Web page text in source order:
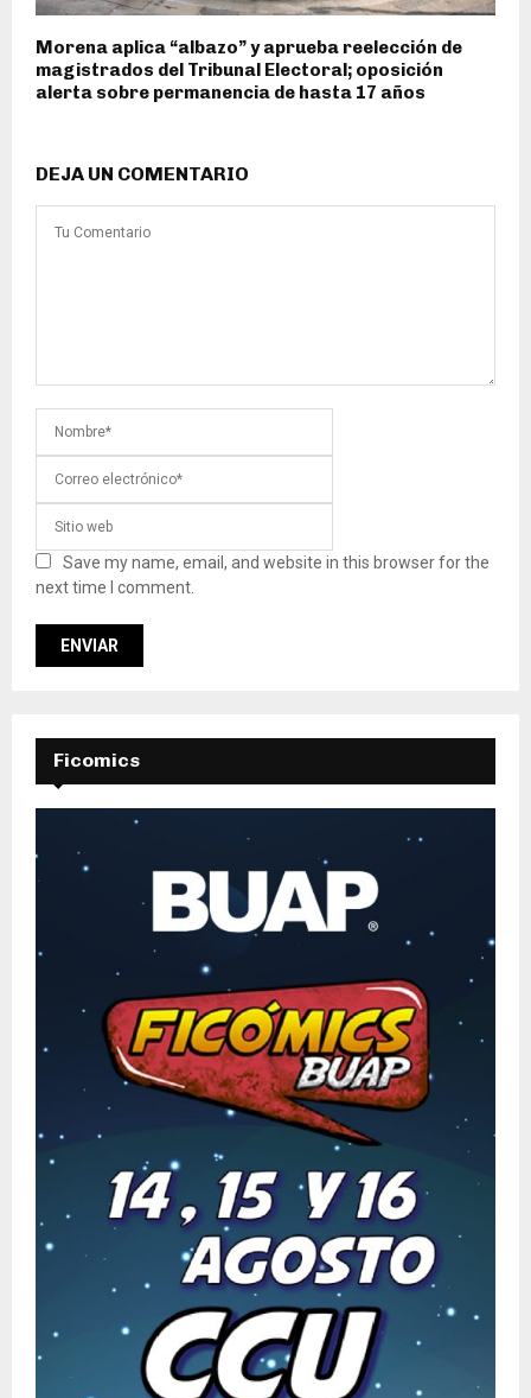
Morena aplica “albazo” y aprueba reelección de
magistrados del Tribunal Electoral; oposición
alerta sobre permanencia de hasta 17 años
DEJA UN COMENTARIO
Save my name, email, and website in this browser for the
next time I comment.
Ficomics